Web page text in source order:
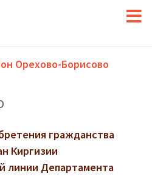
Орехово-Борисово
гражданства
Киргизии
линии Департамента